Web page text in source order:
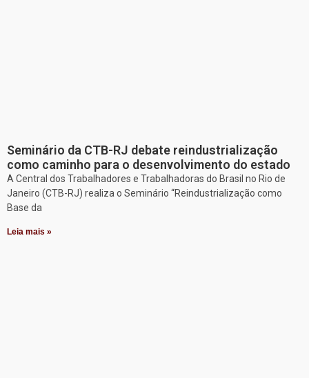
Seminário da CTB-RJ debate reindustrialização
como caminho para o desenvolvimento do estado
A Central dos Trabalhadores e Trabalhadoras do Brasil no Rio de
Janeiro (CTB-RJ) realiza o Seminário “Reindustrialização como
Base da
Leia mais »